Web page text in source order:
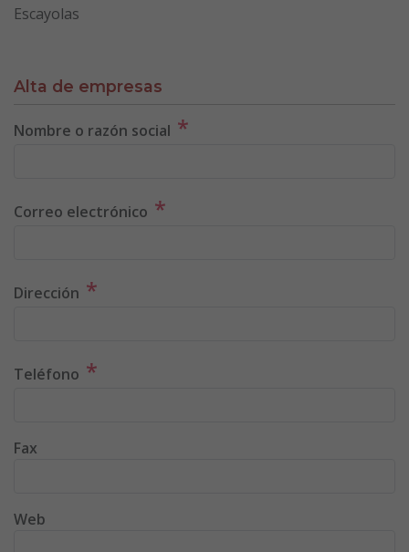
Escayolas
Alta de empresas
Nombre o razón social *
Correo electrónico *
Dirección *
Teléfono *
Fax
Web